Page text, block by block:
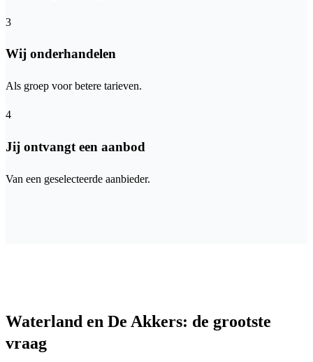
3
Wij onderhandelen
Als groep voor betere tarieven.
4
Jij ontvangt een aanbod
Van een geselecteerde aanbieder.
Waterland en De Akkers: de grootste
vraag